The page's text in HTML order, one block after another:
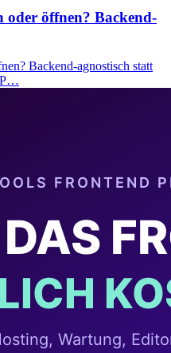
öffnen? Backend-
Backend-agnostisch statt